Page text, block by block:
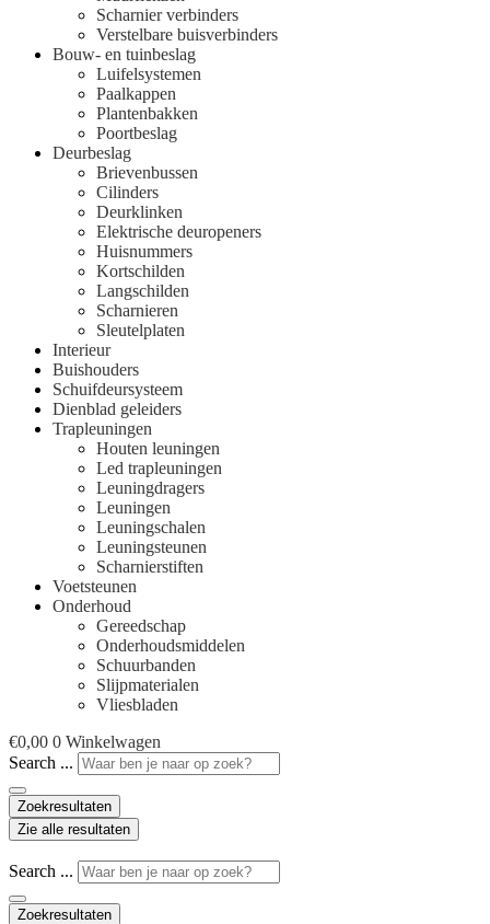
Scharnier verbinders
Verstelbare buisverbinders
Bouw- en tuinbeslag
Luifelsystemen
Paalkappen
Plantenbakken
Poortbeslag
Deurbeslag
Brievenbussen
Cilinders
Deurklinken
Elektrische deuropeners
Huisnummers
Kortschilden
Langschilden
Scharnieren
Sleutelplaten
Interieur
Buishouders
Schuifdeursysteem
Dienblad geleiders
Trapleuningen
Houten leuningen
Led trapleuningen
Leuningdragers
Leuningen
Leuningschalen
Leuningsteunen
Scharnierstiften
Voetsteunen
Onderhoud
Gereedschap
Onderhoudsmiddelen
Schuurbanden
Slijpmaterialen
Vliesbladen
€0,00 0 Winkelwagen
Search ...
Zoekresultaten
Zie alle resultaten
Search ...
Zoekresultaten